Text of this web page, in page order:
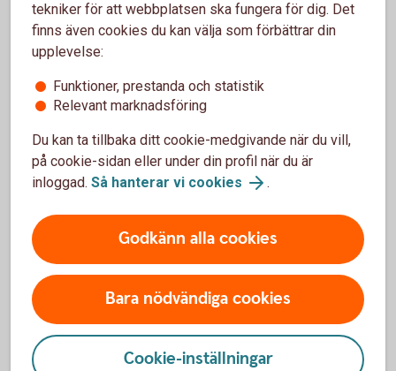
Vi har tagit fram ett verktyg där du kan kryssa för de
dagar du kunde undvika småköp och istället lägga
pengarna på ditt sparande. Du kanske vill utmana din
bästa kompis, förälder eller partner? Vem får flest
No Spend-utmaning (pdf)
Lediga jobb Sala Sparbank
Jobba hos oss.
tekniker för att webbplatsen ska fungera för dig. Det
finns även cookies du kan välja som förbättrar din
upplevelse:
Funktioner, prestanda och statistik
Relevant marknadsföring
Du kan ta tillbaka ditt cookie-medgivande när du vill,
på cookie-sidan eller under din profil när du är
inloggad. Så hanterar vi cookies .
Godkänn alla cookies
Bara nödvändiga cookies
Cookie-inställningar